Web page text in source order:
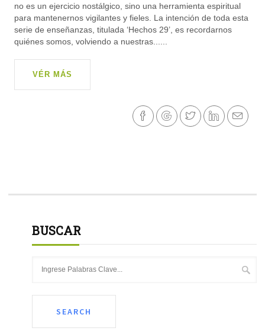
no es un ejercicio nostálgico, sino una herramienta espiritual
para mantenernos vigilantes y fieles. La intención de toda esta
serie de enseñanzas, titulada ‘Hechos 29’, es recordarnos
quiénes somos, volviendo a nuestras......
VÉR MÁS
BUSCAR